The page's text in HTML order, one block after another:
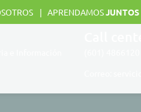
APRENDAMOSJUNTOS
e Información